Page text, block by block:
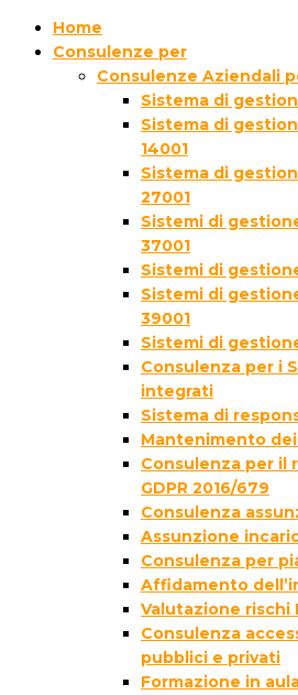
Home
Consulenze per
Consulenze Aziendali
Sistema di
Sistema di
14001
Sistema di
27001
Sistemi di
37001
Sistemi di
Sistemi di
39001
Sistemi di
Consulenza per i
integrati
Sistema di
Mantenimento
Consulenza per il
GDPR 2016/679
Consulenza
Assunzione
Consulenza per
Affidamento
Valutazione rischi
Consulenza
pubblici e privati
Formazione in